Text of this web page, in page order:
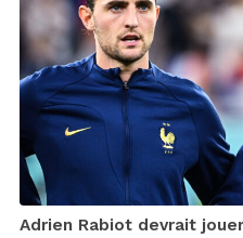
Adrien Rabiot devrait